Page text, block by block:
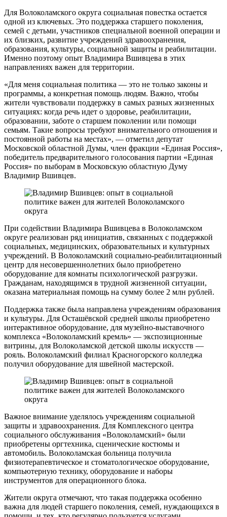
Для Волоколамского округа социальная повестка остается
одной из ключевых. Это поддержка старшего поколения,
семей с детьми, участников специальной военной операции и
их близких, развитие учреждений здравоохранения,
образования, культуры, социальной защиты и реабилитации.
Именно поэтому опыт Владимира Вшивцева в этих
направлениях важен для территории.
«Для меня социальная политика — это не только законы и
программы, а конкретная помощь людям. Важно, чтобы
жители чувствовали поддержку в самых разных жизненных
ситуациях: когда речь идет о здоровье, реабилитации,
образовании, заботе о старшем поколении или помощи
семьям. Такие вопросы требуют внимательного отношения и
постоянной работы на местах», — отметил депутат
Московской областной Думы, член фракции «Единая Россия»,
победитель предварительного голосования партии «Единая
Россия» по выборам в Московскую областную Думу
Владимир Вшивцев.
При содействии Владимира Вшивцева в Волоколамском
округе реализован ряд инициатив, связанных с поддержкой
социальных, медицинских, образовательных и культурных
учреждений. В Волоколамский социально-реабилитационный
центр для несовершеннолетних было приобретено
оборудование для комнаты психологической разгрузки.
Гражданам, находящимся в трудной жизненной ситуации,
оказана материальная помощь на сумму более 2 млн рублей.
Поддержка также была направлена учреждениям образования
и культуры. Для Осташёвской средней школы приобретено
интерактивное оборудование, для музейно-выставочного
комплекса «Волоколамский кремль» — экспозиционные
витрины, для Волоколамской детской школы искусств —
рояль. Волоколамский филиал Красногорского колледжа
получил оборудование для швейной мастерской.
Важное внимание уделялось учреждениям социальной
защиты и здравоохранения. Для Комплексного центра
социального обслуживания «Волоколамский» были
приобретены оргтехника, сценические костюмы и
автомобиль. Волоколамская больница получила
физиотерапевтическое и стоматологическое оборудование,
компьютерную технику, оборудование и наборы
инструментов для операционного блока.
Жители округа отмечают, что такая поддержка особенно
важна для людей старшего поколения, семей, нуждающихся в